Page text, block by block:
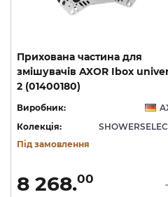
Прихована частина для
змішувачів AXOR Ibox
2 (01400180)
Виробник:
Колекція:
Під замовлення
8 268.00